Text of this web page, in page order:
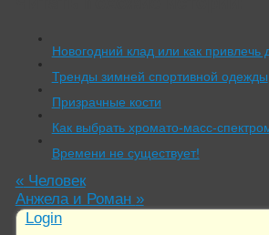
Новогодний клад или как привлечь
Тренды зимней спортивной одежды
Призрачные кости
Как выбрать хромато-масс-
Времени не существует!
«Человек
Анжела и Роман »
Login